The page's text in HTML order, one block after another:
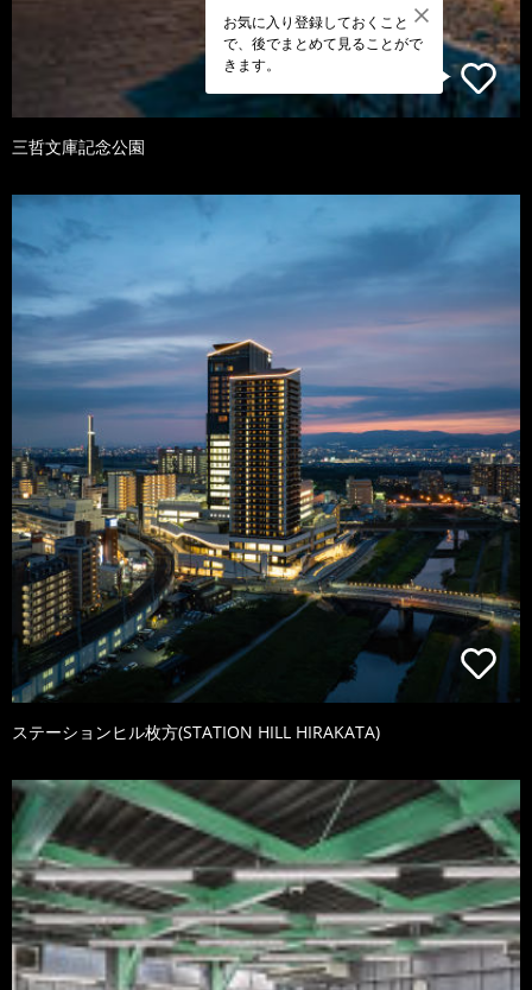
お気に入り登録しておくこと
で、後でまとめて見ることがで
きます。
三哲文庫記念公園
ステーションヒル枚方(STATION HILL HIRAKATA)